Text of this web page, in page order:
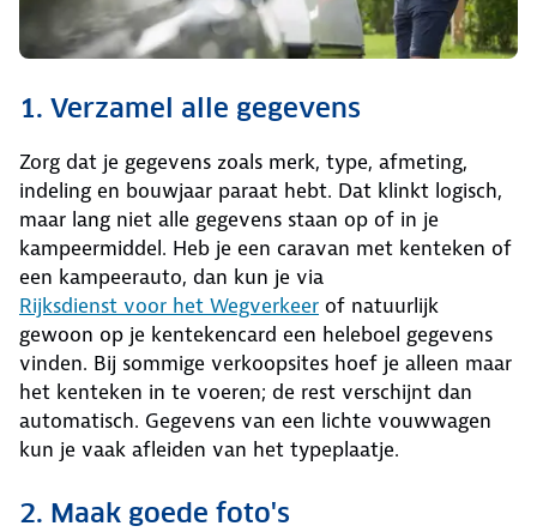
1. Verzamel alle gegevens
Zorg dat je gegevens zoals merk, type, afmeting,
indeling en bouwjaar paraat hebt. Dat klinkt logisch,
maar lang niet alle gegevens staan op of in je
kampeermiddel. Heb je een caravan met kenteken of
een kampeerauto, dan kun je via
Rijksdienst voor het Wegverkeer of natuurlijk
gewoon op je kentekencard een heleboel gegevens
vinden. Bij sommige verkoopsites hoef je alleen maar
het kenteken in te voeren; de rest verschijnt dan
automatisch. Gegevens van een lichte vouwwagen
kun je vaak afleiden van het typeplaatje.
2. Maak goede foto's